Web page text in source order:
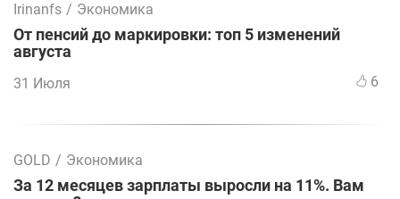
Irinanfs / Экономика
От пенсий до маркировки: топ 5 изменений
августа
31 Июля 6
GOLD / Экономика
За 12 месяцев зарплаты выросли на 11%. Вам